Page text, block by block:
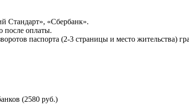
Стандарт», «Сбербанк».
после оплаты.
паспорта (2-3 страницы и место жительства)
(2580 руб.)